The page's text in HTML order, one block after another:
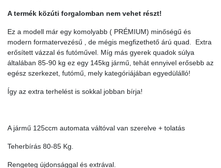
A termék közúti forgalomban nem vehet részt!
Ez a modell már egy komolyabb ( PRÉMIUM) minőségű és
modern formatervezésű , de mégis megfizethető árú quad. Extra
erősített vázzal és futóművel. Míg más gyerek quadok súlya
általában 85-90 kg ez egy 145kg jármű, tehát ennyivel erősebb az
egész szerkezet, futómű, mely kategóriájában egyedülálló!
Így az extra terhelést is sokkal jobban bírja!
A jármű 125ccm automata váltóval van szerelve + tolatás
Teherbírás 80-85 Kg.
Rengeteg újdonsággal és extrával.